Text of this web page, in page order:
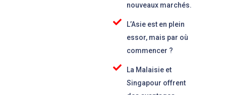
nouveaux marchés.
L’Asie est en plein
essor, mais par où
commencer ?
La Malaisie et
Singapour offrent